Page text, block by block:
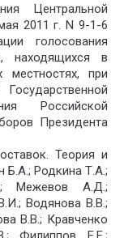
Центральной
2011 г. N 9-1-6
голосования
находящихся в
местностях, при
Российской
Президента
Теория и
Б.А.; Родкина Т.А.;
Межевов А.Д.;
Водянова В.В.;
В.В.; Кравченко